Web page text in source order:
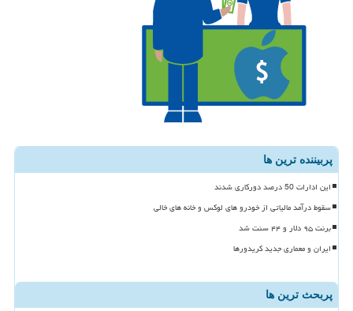
پربیننده ترین ها
این ادارات 50 درصد دورکاری شدند
سقوط درآمد مالیاتی از خودرو های لوکس و خانه های خالی
برنت ۹۵ دلار و ۴۴ سنت شد
ایران و معماری جدید کریدورها
پربحث ترین ها